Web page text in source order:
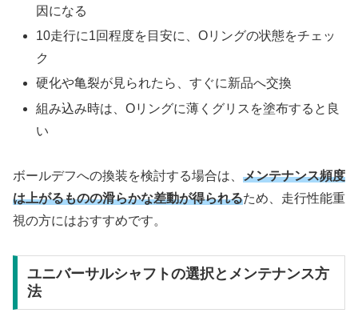
因になる
10走行に1回程度を目安に、Oリングの状態をチェッ
ク
硬化や亀裂が見られたら、すぐに新品へ交換
組み込み時は、Oリングに薄くグリスを塗布すると良
い
ボールデフへの換装を検討する場合は、 メンテナンス頻度
は上がるものの滑らかな差動が得られるため、走行性能重
視の方にはおすすめです。
ユニバーサルシャフトの選択とメンテナンス方
法